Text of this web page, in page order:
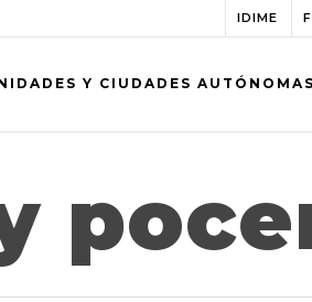
IDIME
Y CIUDADES AUTÓNOMAS